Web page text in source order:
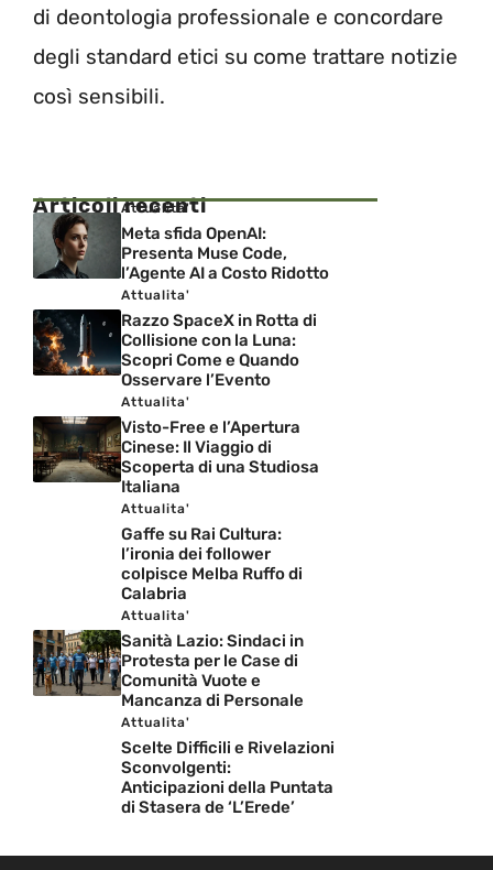
di deontologia professionale e concordare
degli standard etici su come trattare notizie
così sensibili.
Articoli recenti
Attualita'
Meta sfida OpenAI:
Presenta Muse Code,
l’Agente AI a Costo Ridotto
Attualita'
Razzo SpaceX in Rotta di
Collisione con la Luna:
Scopri Come e Quando
Osservare l’Evento
Attualita'
Visto-Free e l’Apertura
Cinese: Il Viaggio di
Scoperta di una Studiosa
Italiana
Attualita'
Gaffe su Rai Cultura:
l’ironia dei follower
colpisce Melba Ruffo di
Calabria
Attualita'
Sanità Lazio: Sindaci in
Protesta per le Case di
Comunità Vuote e
Mancanza di Personale
Attualita'
Scelte Difficili e Rivelazioni
Sconvolgenti:
Anticipazioni della Puntata
di Stasera de ‘L’Erede’